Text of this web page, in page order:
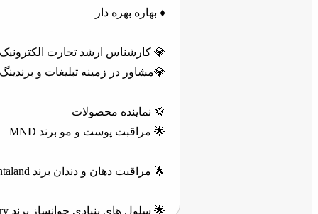
♦️ بهاره بهره دار
💎 کارشناس ارشد تجارت الکترونیک
💎مشاور در زمینه تبلیغات و
💢 نماینده محصولات
🌟 مراقبت پوست و مو برند MND
🌟 مراقبت دهان و دندان برند Dentaland
🌟 سلول های بنیادی جوانساز برند Blackberry